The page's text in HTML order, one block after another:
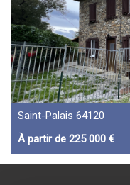
Saint-Palais 64120
À partir de 225 000 €